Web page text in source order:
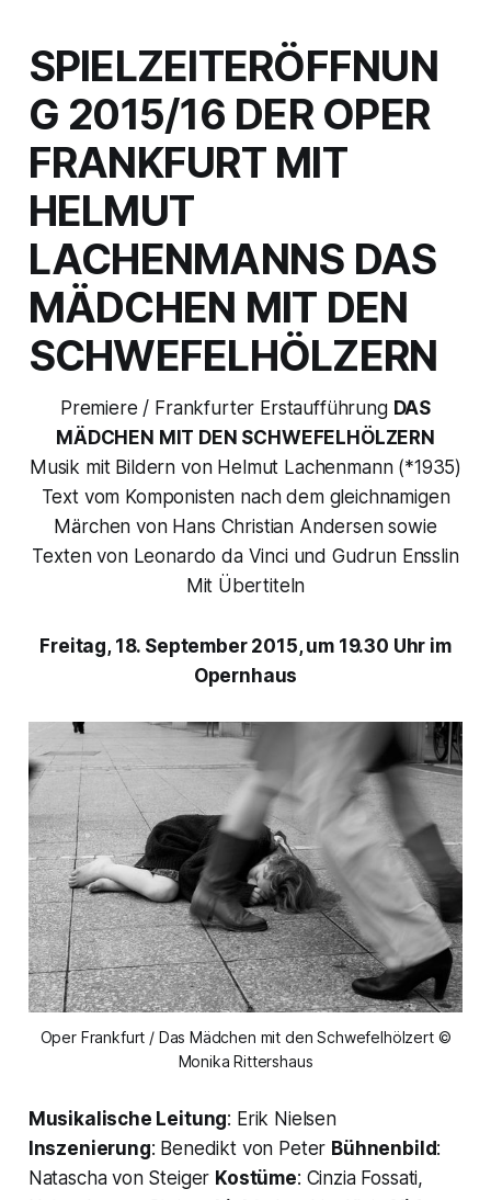
SPIELZEITERÖFFNUN
G 2015/16 DER OPER
FRANKFURT MIT
HELMUT
LACHENMANNS DAS
MÄDCHEN MIT DEN
SCHWEFELHÖLZERN
Premiere / Frankfurter Erstaufführung DAS
MÄDCHEN MIT DEN SCHWEFELHÖLZERN
Musik mit Bildern von Helmut Lachenmann (*1935)
Text vom Komponisten nach dem gleichnamigen
Märchen von Hans Christian Andersen sowie
Texten von Leonardo da Vinci und Gudrun Ensslin
Mit Übertiteln
Freitag, 18. September 2015, um 19.30 Uhr im
Opernhaus
Oper Frankfurt / Das Mädchen mit den Schwefelhölzert ©
Monika Rittershaus
Musikalische Leitung: Erik Nielsen
Inszenierung: Benedikt von Peter Bühnenbild:
Natascha von Steiger Kostüme: Cinzia Fossati,